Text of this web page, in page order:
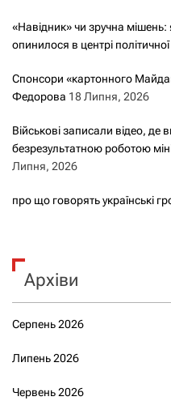
«Навідник» чи зручна мішень:
опинилося в центрі політичної
Спонсори «картонного
Федорова 18 Липня, 2026
Військові записали відео,
безрезультатною роботою
Липня, 2026
про що говорять українські
Архіви
Серпень 2026
Липень 2026
Червень 2026